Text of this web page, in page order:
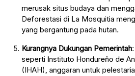
merusak situs budaya dan
Deforestasi di La Mosquitia
yang bergantung pada hutan.
Kurangnya Dukungan Pemerintah
seperti Instituto Hondureño de
(IHAH), anggaran untuk